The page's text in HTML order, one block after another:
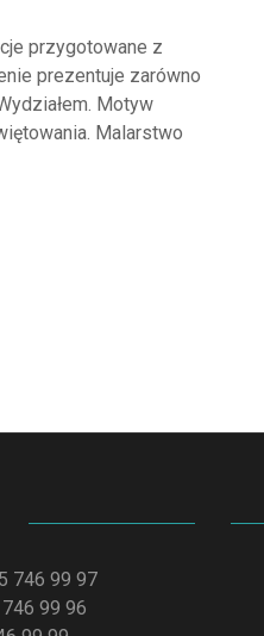
przygotowane z
prezentuje zarówno
Motyw
Malarstwo
746 99 97
99 96